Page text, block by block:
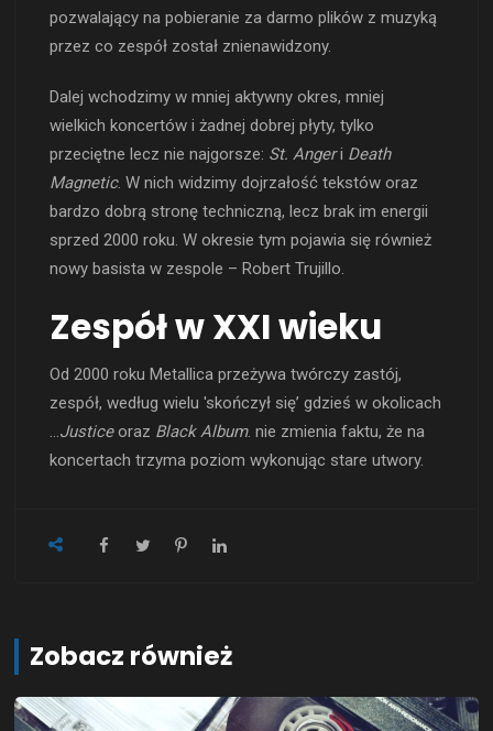
pozwalający na pobieranie za darmo plików z muzyką
przez co zespół został znienawidzony.
Dalej wchodzimy w mniej aktywny okres, mniej
wielkich koncertów i żadnej dobrej płyty, tylko
przeciętne lecz nie najgorsze: St. Angeri Death
Magnetic. W nich widzimy dojrzałość tekstów oraz
bardzo dobrą stronę techniczną, lecz brak im energii
sprzed 2000 roku. W okresie tym pojawia się również
nowy basista w zespole – Robert Trujillo.
Zespół w XXI wieku
Od 2000 roku Metallica przeżywa twórczy zastój,
zespół, według wielu 'skończył się’ gdzieś w okolicach
…Justiceoraz Black Album. nie zmienia faktu, że na
koncertach trzyma poziom wykonując stare utwory.
Zobacz również